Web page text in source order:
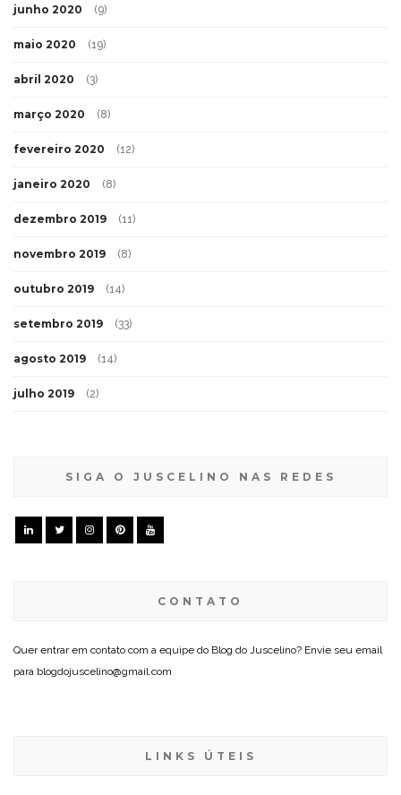
junho 2020 (9)
maio 2020 (19)
abril 2020 (3)
março 2020 (8)
fevereiro 2020 (12)
janeiro 2020 (8)
dezembro 2019 (11)
novembro 2019 (8)
outubro 2019 (14)
setembro 2019 (33)
agosto 2019 (14)
julho 2019 (2)
SIGA O JUSCELINO NAS REDES
CONTATO
Quer entrar em contato com a equipe do Blog do Juscelino? Envie seu email
para blogdojuscelino@gmail.com
LINKS ÚTEIS